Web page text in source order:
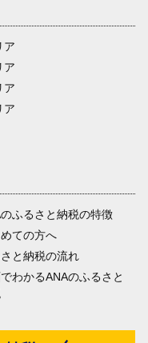
ア
ア
ア
ア
ふるさと納税の特徴
ての方へ
と納税の流れ
わかるANAのふるさと